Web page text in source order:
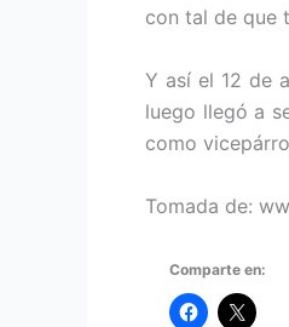
con tal de que
Y así el 12 de
luego llegó a
como
Tomada de:
Comparte en: